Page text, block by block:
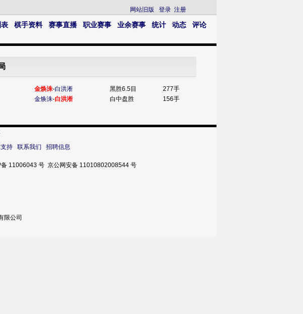
网站旧版 登录 注册
棋手资料 赛事直播 职业赛事 业余赛事 统计 动态
评论
金焕洙-白洪淅 黑胜6.5目
277手
金焕洙-白洪淅 白中盘胜 156手
持 联系我们 招聘信息
备 11006043 号 京公网安备 11010802008544 号
限公司